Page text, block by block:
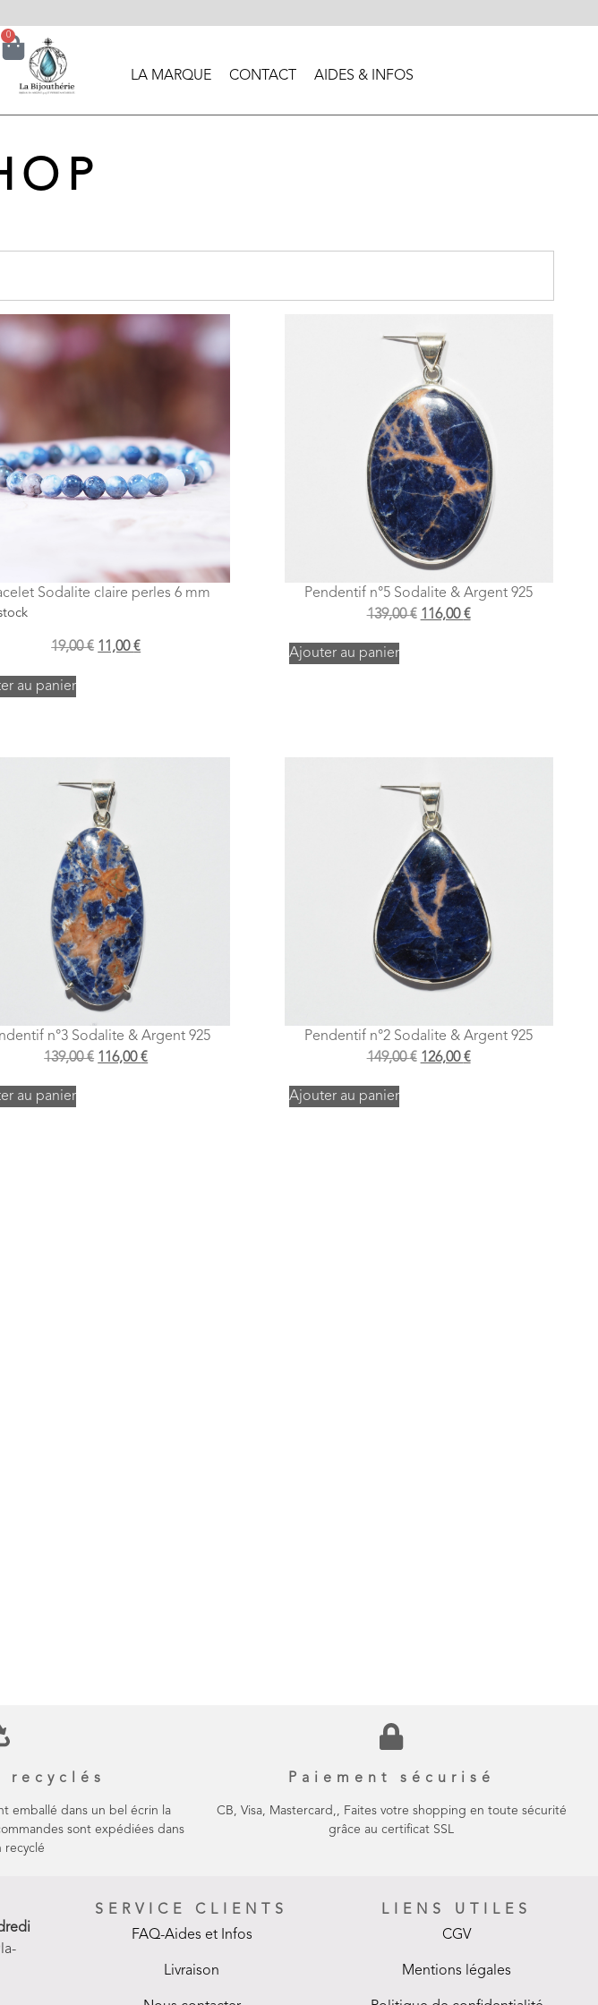
LA MARQUE CONTACT AIDES & INFOS
0
Sodalite claire perles 6 mm
19,00€ 11,00€
au panier
Pendentif n°5 Sodalite & Argent 925
139,00€ 116,00€
Ajouter au panier
n°3 Sodalite & Argent 925
139,00€ 116,00€
au panier
Pendentif n°2 Sodalite & Argent 925
149,00€ 126,00€
Ajouter au panier
recyclés
emballé dans un bel écrin la
sont expédiées dans
recyclé
Paiement sécurisé
CB, Visa, Mastercard,, Faites votre shopping en toute sécurité
grâce au certificat SSL
SERVICE CLIENTS
FAQ-Aides et Infos
Livraison
LIENS UTILES
CGV
Mentions légales